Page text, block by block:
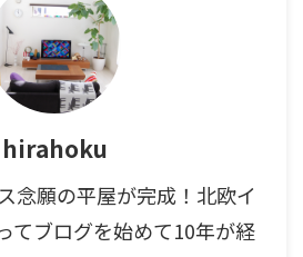
hirahoku
念願の平屋が完成！北欧イ
てブログを始めて10年が経